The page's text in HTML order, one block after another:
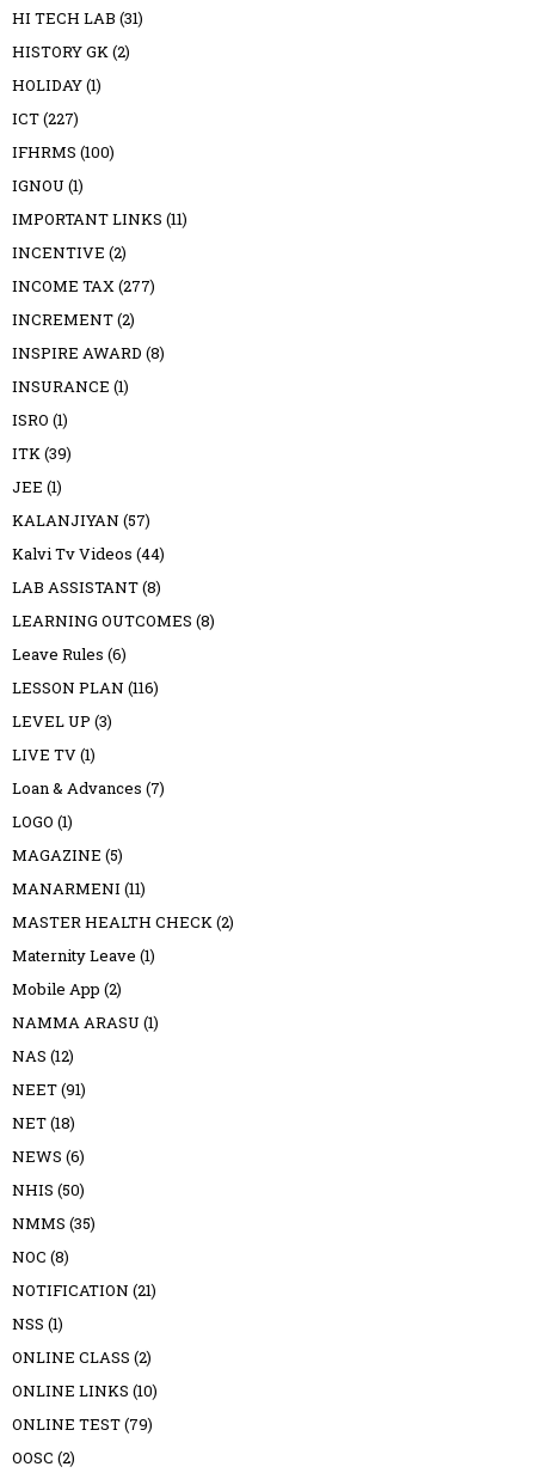
HI TECH LAB (31)
HISTORY GK(2)
HOLIDAY(1)
ICT(227)
IFHRMS (100)
IGNOU (1)
IMPORTANT LINKS (11)
INCENTIVE (2)
INCOME TAX(277)
INCREMENT(2)
INSPIRE AWARD (8)
INSURANCE (1)
ISRO (1)
ITK(39)
JEE (1)
KALANJIYAN (57)
Kalvi Tv Videos (44)
LAB ASSISTANT(8)
LEARNING OUTCOMES (8)
Leave Rules (6)
LESSON PLAN (116)
LEVEL UP (3)
LIVE TV(1)
Loan & Advances (7)
LOGO (1)
MAGAZINE (5)
MANARMENI (11)
MASTER HEALTH CHECK(2)
Maternity Leave (1)
Mobile App (2)
NAMMA ARASU (1)
NAS (12)
NEET(91)
NET(18)
NEWS (6)
NHIS (50)
NMMS (35)
NOC (8)
NOTIFICATION (21)
NSS (1)
ONLINE CLASS (2)
ONLINE LINKS (10)
ONLINE TEST(79)
OOSC (2)